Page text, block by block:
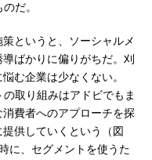
だ。
というと、ソーシャルメ
ばかりに偏りがちだ。刈
む企業は少なくない。
取り組みはアドビでもま
費者へのアプローチを探
供していくという（図
に、セグメントを使うた